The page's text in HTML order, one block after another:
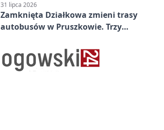
31 lipca 2026
Zamknięta Działkowa zmieni trasy
autobusów w Pruszkowie. Trzy